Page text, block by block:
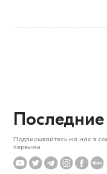
Подписывайтесь на нас в
первыми